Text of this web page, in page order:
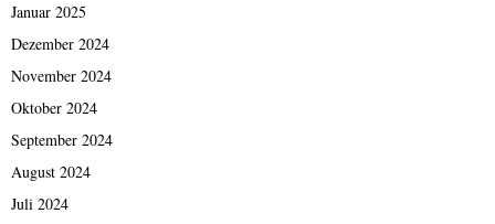
Januar 2025
Dezember 2024
November 2024
Oktober 2024
September 2024
August 2024
Juli 2024